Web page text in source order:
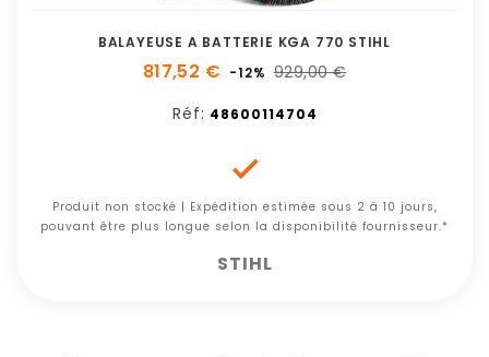
BALAYEUSE A BATTERIE KGA 770 STIHL
817,52 € -12% 929,00 €
Réf: 48600114704

Produit non stocké | Expédition estimée sous 2 à 10 jours,
pouvant être plus longue selon la disponibilité fournisseur.*
STIHL